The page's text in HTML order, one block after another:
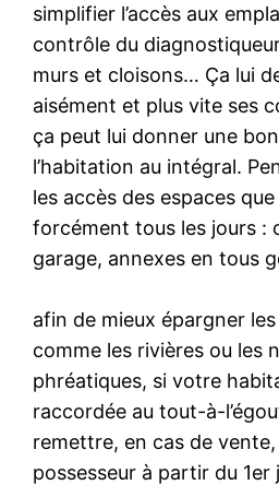
simplifier l’accès aux
contrôle du
murs et cloisons… Ça lui
aisément et plus vite ses
ça peut lui donner une
l’habitation au intégral.
les accès des espaces
forcément tous les jours :
garage, annexes en tous
afin de mieux épargner
comme les rivières ou les
phréatiques, si votre
raccordée au tout-à-
remettre, en cas de vente,
possesseur à partir du 1er